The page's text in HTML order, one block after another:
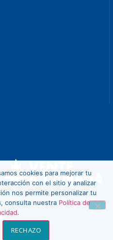
cookies para mejorar tu
con el sitio y analizar
nos permite personalizar tu
consulta nuestra Política de
.
RECHAZO